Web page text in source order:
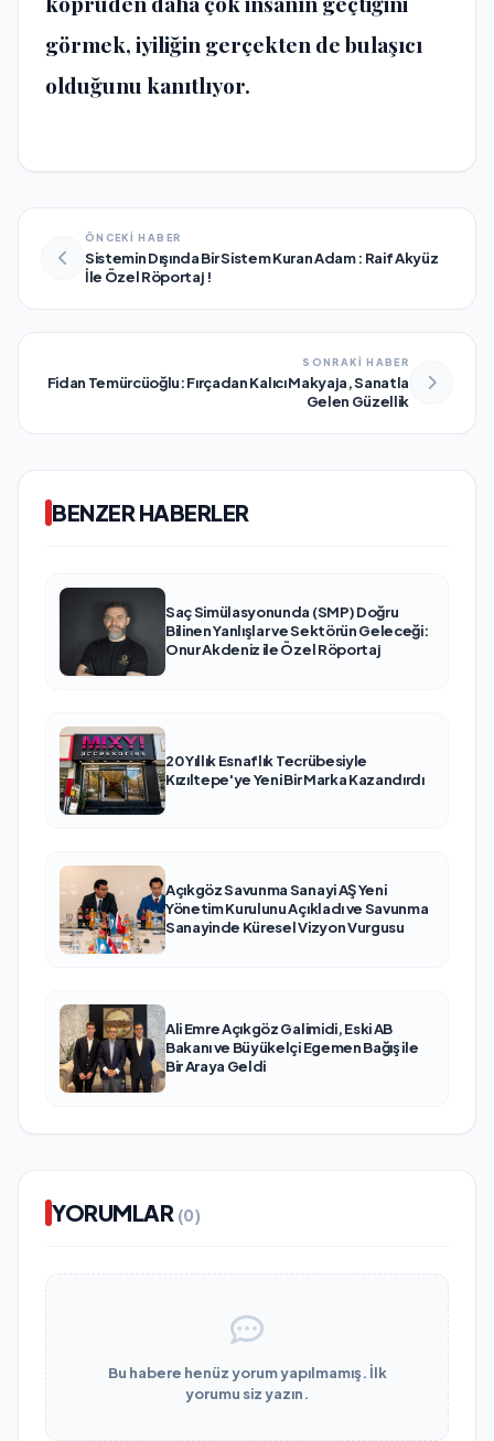
görmek, iyiliğin gerçekten de bulaşıcı
olduğunu kanıtlıyor.
ÖNCEKİ HABER
Sistemin Dışında Bir Sistem Kuran Adam : Raif Akyüz
İle Özel Röportaj !
SONRAKİ HABER
Fidan Temürcüoğlu: Fırçadan Kalıcı Makyaja, Sanatla
Gelen Güzellik
BENZER HABERLER
Saç Simülasyonunda (SMP) Doğru
Bilinen Yanlışlar ve Sektörün Geleceği:
Onur Akdeniz ile Özel Röportaj
20 Yıllık Esnaflık Tecrübesiyle
Kızıltepe'ye Yeni Bir Marka Kazandırdı
Açıkgöz Savunma Sanayi AŞ Yeni
Yönetim Kurulunu Açıkladı ve Savunma
Sanayinde Küresel Vizyon Vurgusu
Ali Emre Açıkgöz Galimidi, Eski AB
Bakanı ve Büyükelçi Egemen Bağış ile
Bir Araya Geldi
YORUMLAR (0)
Bu habere henüz yorum yapılmamış. İlk
yorumu siz yazın.